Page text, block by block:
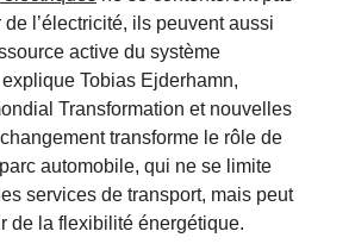
l’électricité, ils peuvent aussi
active du système
Tobias Ejderhamn,
Transformation et nouvelles
transforme le rôle de
parc automobile, qui ne se limite
services de transport, mais peut
de la flexibilité énergétique.